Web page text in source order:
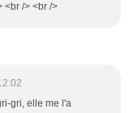
<br /> <br />
gri, elle me l'a